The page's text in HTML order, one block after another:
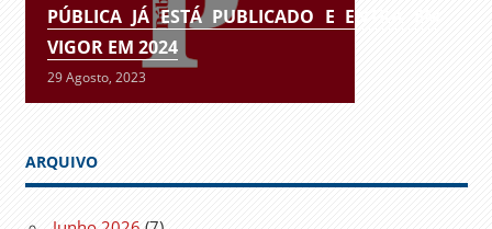
PÚBLICA JÁ ESTÁ PUBLICADO E ENTRA EM
VIGOR EM 2024
29 Agosto, 2023
ARQUIVO